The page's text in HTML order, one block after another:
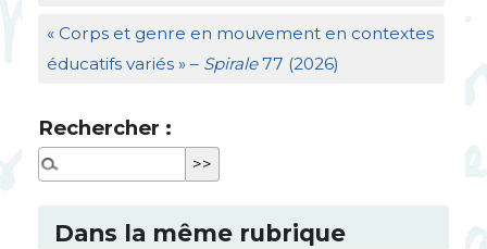
« Corps et genre en mouvement en contextes
éducatifs variés » – Spirale77 (2026)
Rechercher :
Dans la même rubrique